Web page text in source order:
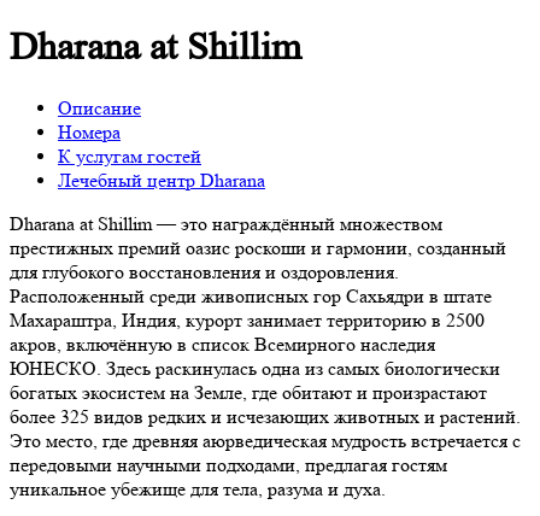
Dharana at Shillim
Описание
Номера
К услугам гостей
Лечебный центр Dharana
Dharana at Shillim — это награждённый множеством
престижных премий оазис роскоши и гармонии, созданный
для глубокого восстановления и оздоровления.
Расположенный среди живописных гор Сахьядри в штате
Махараштра, Индия, курорт занимает территорию в 2500
акров, включённую в список Всемирного наследия
ЮНЕСКО. Здесь раскинулась одна из самых биологически
богатых экосистем на Земле, где обитают и произрастают
более 325 видов редких и исчезающих животных и растений.
Это место, где древняя аюрведическая мудрость встречается с
передовыми научными подходами, предлагая гостям
уникальное убежище для тела, разума и духа.